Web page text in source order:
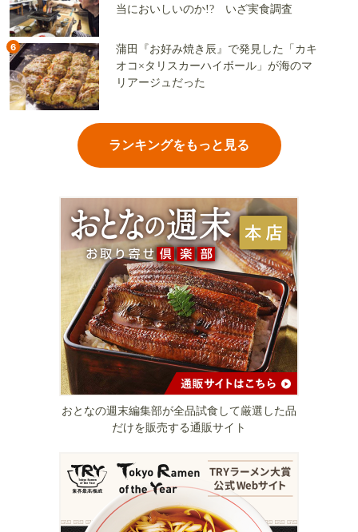
当においしいのか!? いざ実食調査
6
蒲田『お好み焼き辰』で発見した「カキ
オコ×タリスカーハイボール」が海のマ
リアージュだった
ランキングをもっと見る
おとなの週末編集部が全品試食して厳選した品
だけを販売する通販サイト